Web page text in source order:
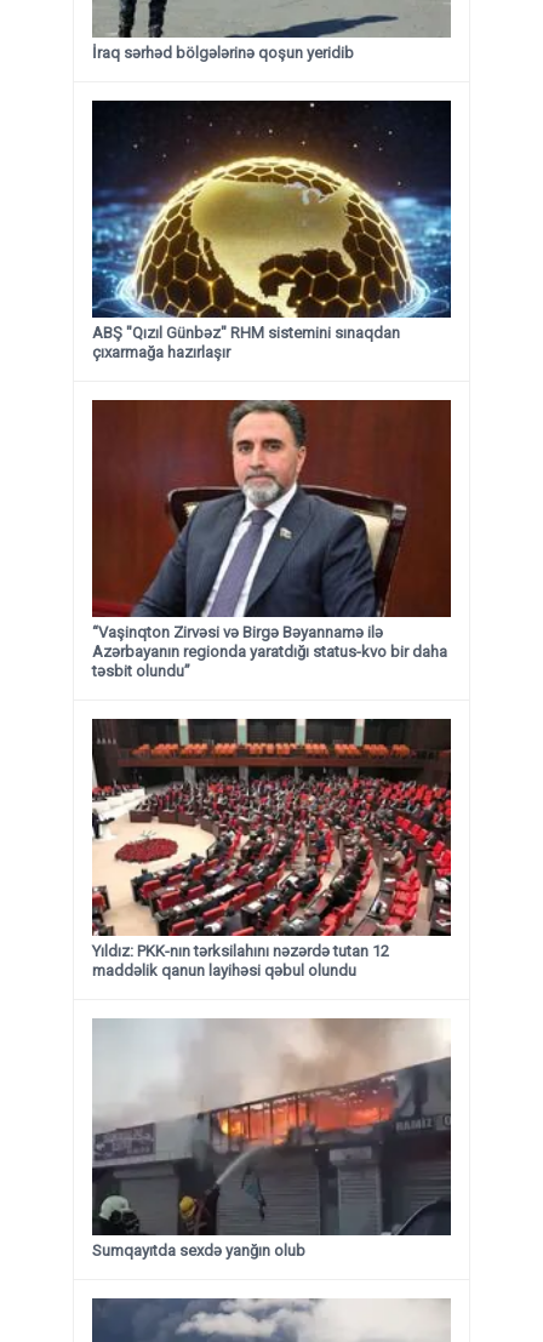
İraq sərhəd bölgələrinə qoşun yeridib
ABŞ "Qızıl Günbəz" RHM sistemini sınaqdan
çıxarmağa hazırlaşır
“Vaşinqton Zirvəsi və Birgə Bəyannamə ilə
Azərbayanın regionda yaratdığı status-kvo bir daha
təsbit olundu”
Yıldız: PKK-nın tərksilahını nəzərdə tutan 12
maddəlik qanun layihəsi qəbul olundu ​​​​​​​
Sumqayıtda sexdə yanğın olub